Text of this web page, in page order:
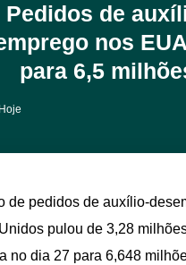
Pedidos de
nos
para 6,5
de pedidos de auxílio-
pulou de 3,28
no dia 27 para 6,648